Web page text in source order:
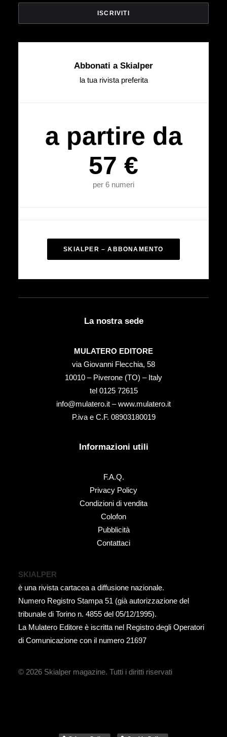
Abbonati a Skialper
la tua rivista preferita
a partire da
57 €
per 6 numeri
SKIALPER – ABBONAMENTO
La nostra sede
MULATERO EDITORE
via Giovanni Flecchia, 58
10010 – Piverone (TO) – Italy
tel ‭0125 72615‬
info@mulatero.it –www.mulatero.it
P.iva e C.F. 08903180019
Informazioni utili
F.A.Q.
Privacy Policy
Condizioni di vendita
Colofon
Pubblicità
Contattaci
SKIALPER
è una rivista cartacea a diffusione nazionale.
Numero Registro Stampa 51 (già autorizzazione del
tribunale di Torino n. 4855 del 05/12/1995).
La Mulatero Editore è iscritta nel Registro degli Operatori
di Comunicazione con il numero 21697
© 2026 Skialper magazine. Tutti i diritti riservati